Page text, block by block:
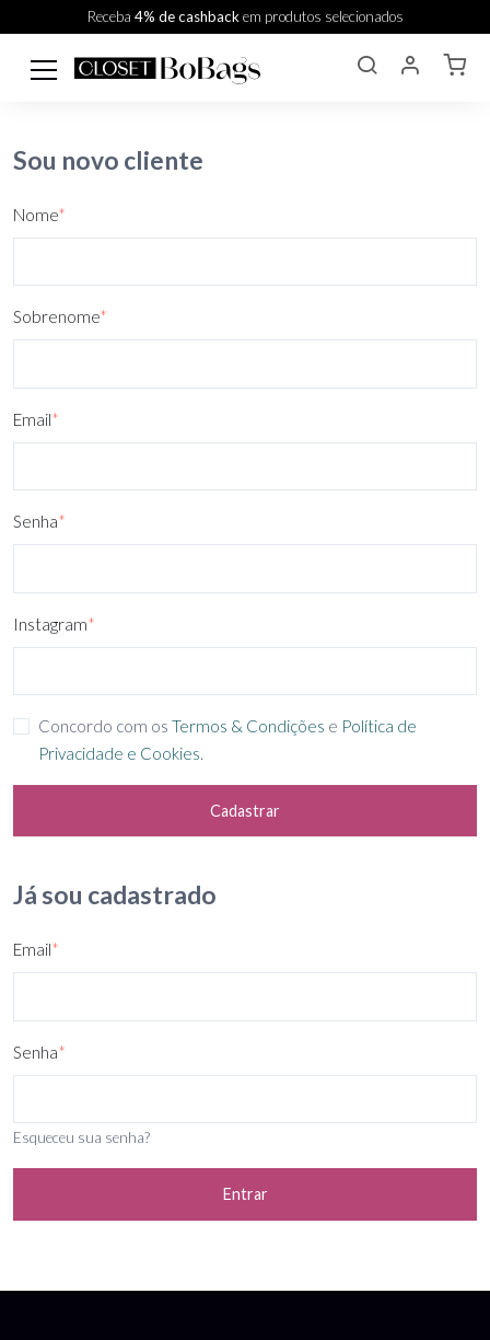
Receba 4% de cashbackem produtos selecionados
Sou novo cliente
Nome*
Sobrenome*
Email*
Senha*
Instagram*
Concordo com os Termos & Condições e Política de
Privacidade e Cookies.
Cadastrar
Já sou cadastrado
Email*
Senha*
Esqueceu sua senha?
Entrar